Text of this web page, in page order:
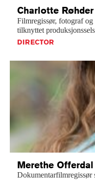
Charlotte Røhder
Filmregissør, fotograf og
tilknyttet
DIRECTOR
Merethe Offerdal
Dokumentarfilmregissør